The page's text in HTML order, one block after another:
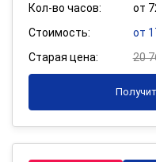
Кол-во часов:
от
Стоимость:
от
Старая цена:
20